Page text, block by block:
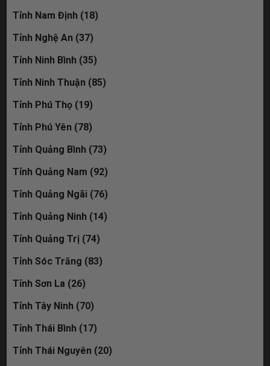
Tỉnh Nam Định (18)
Tỉnh Nghệ An (37)
Tỉnh Ninh Bình (35)
Tỉnh Ninh Thuận (85)
Tỉnh Phú Thọ (19)
Tỉnh Phú Yên (78)
Tỉnh Quảng Bình (73)
Tỉnh Quảng Nam (92)
Tỉnh Quảng Ngãi (76)
Tỉnh Quảng Ninh (14)
Tỉnh Quảng Trị (74)
Tỉnh Sóc Trăng (83)
Tỉnh Sơn La (26)
Tỉnh Tây Ninh (70)
Tỉnh Thái Bình (17)
Tỉnh Thái Nguyên (20)